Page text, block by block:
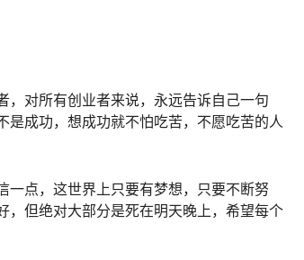
，对所有创业者来说，永远告诉自己一句
成功，想成功就不怕吃苦，不愿吃苦的人
一点，这世界上只要有梦想，只要不断努
，但绝对大部分是死在明天晚上，希望每个